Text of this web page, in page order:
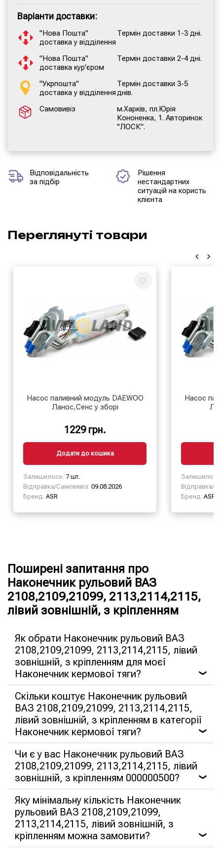
Варіанти доставки:
"Нова Пошта"
доставка у відділення
Термін доставки 1-3 дні.
"Нова Пошта"
доставка кур'єром
Термін доставки 2-4 дні.
"Укрпошта"
доставка у відділення
Термін доставки 3-5
днів.
Самовивіз
м.Харків, пл.Юрія
Кононенка, 1. Авторинок
"ЛОСК".
Відповідальність
за підбір
Рішення
нестандартних
ситуацій на користь
клієнта
Переглянуті товари
Насос паливний модуль DAEWOO
Ланос,Сенс у зборі
1229 грн.
Додати до кошика
Залишилось: 7 шт.
Відправка/Самовивіз: 09.08.2026
Бренд: ASR
Насос
Відправка/
Бренд: ASR
Поширені запитання про
Наконечник рульовий ВАЗ
2108,2109,21099, 2113,2114,2115,
лівий зовнішній, з кріпленням
Як обрати Наконечник рульовий ВАЗ
2108,2109,21099, 2113,2114,2115, лівий
зовнішній, з кріпленням для моєї
Наконечник кермової тяги?
❯
Скільки коштує Наконечник рульовий
ВАЗ 2108,2109,21099, 2113,2114,2115,
лівий зовнішній, з кріпленням в категорії
Наконечник кермової тяги?
❯
Чи є у вас Наконечник рульовий ВАЗ
2108,2109,21099, 2113,2114,2115, лівий
зовнішній, з кріпленням 000000500?
❯
Яку мінімальну кількість Наконечник
рульовий ВАЗ 2108,2109,21099,
2113,2114,2115, лівий зовнішній, з
кріпленням можна замовити?
❯